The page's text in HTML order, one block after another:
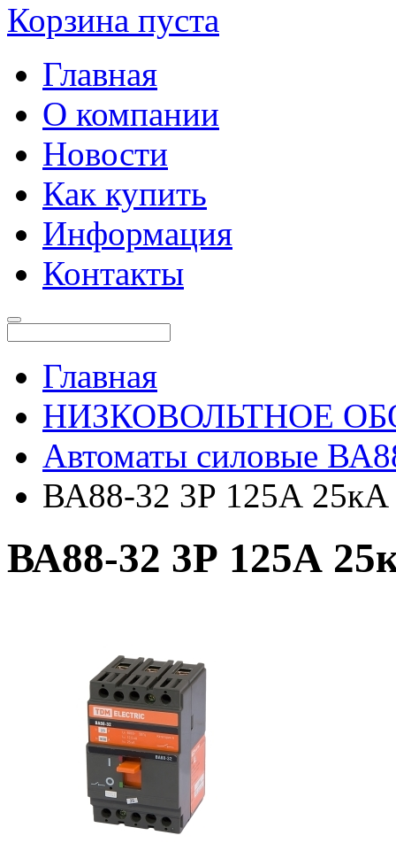
Корзина пуста
Главная
О компании
Новости
Как купить
Информация
Контакты
Главная
НИЗКОВОЛЬТНОЕ
Автоматы силовые
ВА88-32 3Р 125А
ВА88-32 3Р 125А